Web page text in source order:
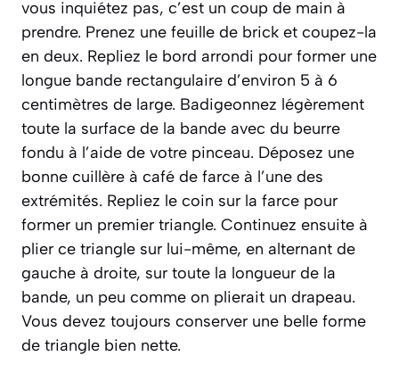
vous inquiétez pas, c’est un coup de main à
prendre. Prenez une feuille de brick et coupez-la
en deux. Repliez le bord arrondi pour former une
longue bande rectangulaire d’environ 5 à 6
centimètres de large. Badigeonnez légèrement
toute la surface de la bande avec du beurre
fondu à l’aide de votre pinceau. Déposez une
bonne cuillère à café de farce à l’une des
extrémités. Repliez le coin sur la farce pour
former un premier triangle. Continuez ensuite à
plier ce triangle sur lui-même, en alternant de
gauche à droite, sur toute la longueur de la
bande, un peu comme on plierait un drapeau.
Vous devez toujours conserver une belle forme
de triangle bien nette.